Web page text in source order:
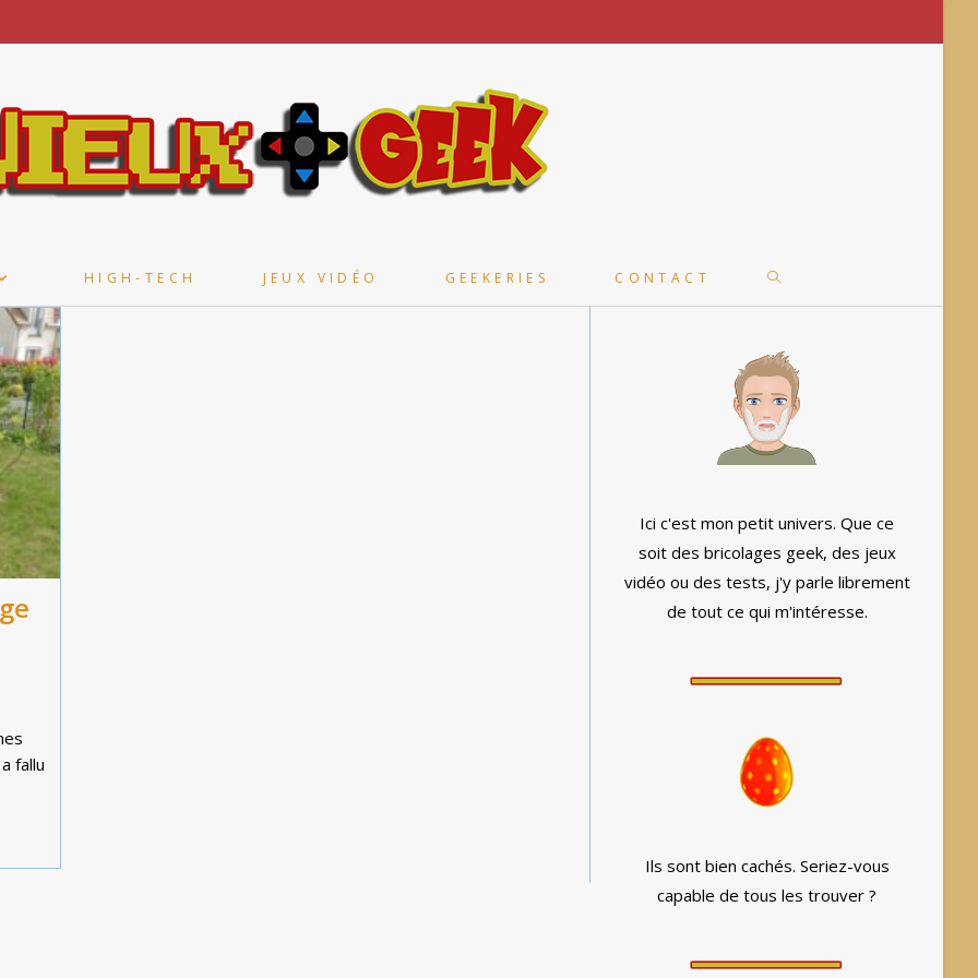
HIGH-TECH JEUX VIDÉO GEEKERIES CONTACT TOGGLE
SEARCH
fallu
Ici c'est mon petit univers. Que ce
soit des bricolages geek, des jeux
vidéo ou des tests, j'y parle librement
de tout ce qui m'intéresse.
Ils sont bien cachés. Seriez-vous
capable de tous les trouver ?